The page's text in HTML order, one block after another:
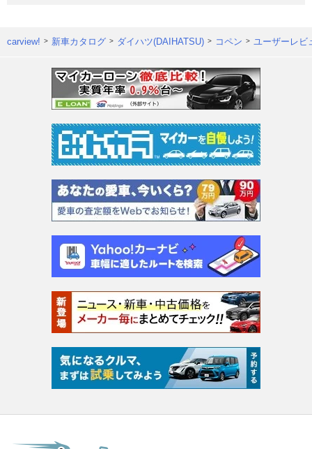
carview! 新車カタログ ダイハツ(DAIHATSU) コペン ユーザーレビ